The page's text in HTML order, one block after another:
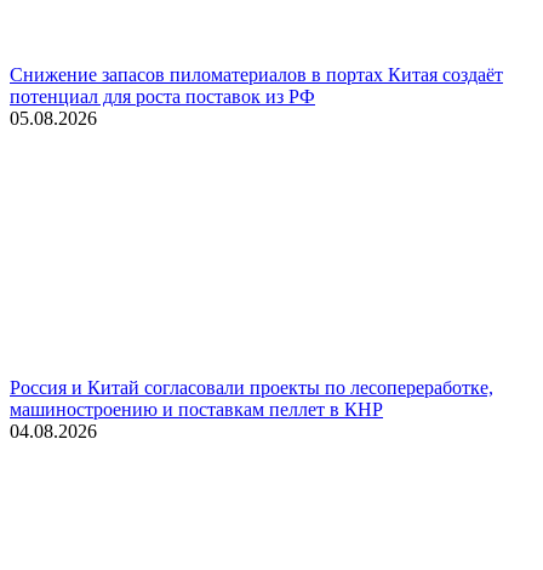
Снижение запасов пиломатериалов в портах Китая создаёт
потенциал для роста поставок из РФ
05.08.2026
Россия и Китай согласовали проекты по лесопереработке,
машиностроению и поставкам пеллет в КНР
04.08.2026